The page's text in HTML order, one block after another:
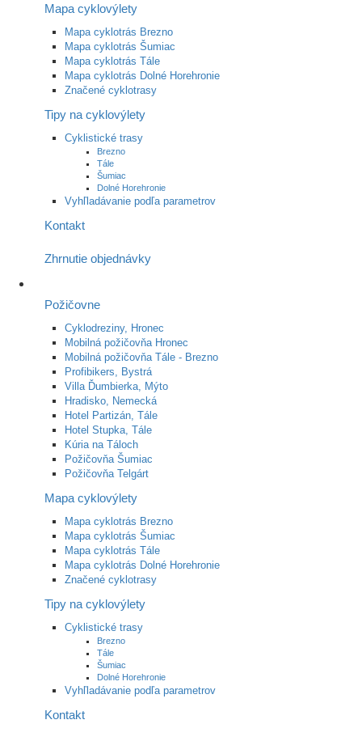
Mapa cyklovýlety
Mapa cyklotrás Brezno
Mapa cyklotrás Šumiac
Mapa cyklotrás Tále
Mapa cyklotrás Dolné Horehronie
Značené cyklotrasy
Tipy na cyklovýlety
Cyklistické trasy
Brezno
Tále
Šumiac
Dolné Horehronie
Vyhľladávanie podľa parametrov
Kontakt
Zhrnutie objednávky
Požičovne
Cyklodreziny, Hronec
Mobilná požičovňa Hronec
Mobilná požičovňa Tále - Brezno
Profibikers, Bystrá
Villa Ďumbierka, Mýto
Hradisko, Nemecká
Hotel Partizán, Tále
Hotel Stupka, Tále
Kúria na Táloch
Požičovňa Šumiac
Požičovňa Telgárt
Mapa cyklovýlety
Mapa cyklotrás Brezno
Mapa cyklotrás Šumiac
Mapa cyklotrás Tále
Mapa cyklotrás Dolné Horehronie
Značené cyklotrasy
Tipy na cyklovýlety
Cyklistické trasy
Brezno
Tále
Šumiac
Dolné Horehronie
Vyhľladávanie podľa parametrov
Kontakt